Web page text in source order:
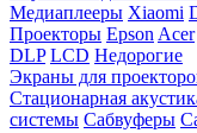
Медиаплееры Xiaomi
Проекторы Epson Acer
DLP LCD Недорогие
Экраны для
Стационарная
системы Сабвуферы